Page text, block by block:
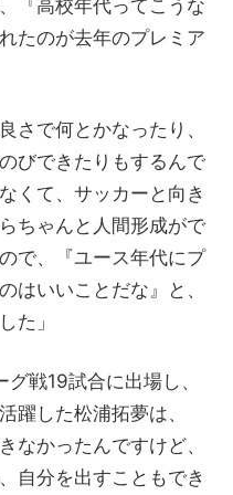
『高校年代ってこうな
たのが去年のプレミア
さで何とかなったり、
びできたりもするんで
くて、サッカーと向き
ちゃんと人間形成がで
で、『ユース年代にプ
はいいことだな』と、
た」
戦19試合に出場し、
躍した松浦拓夢は、
なかったんですけど、
自分を出すこともでき